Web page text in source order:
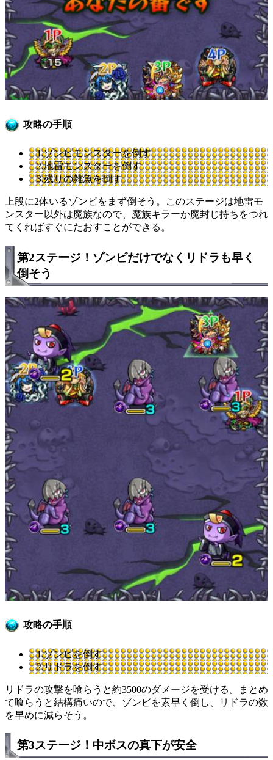
攻略の手順
1.ゾンビモンスターを倒す
2.地雷モンスターを倒す
3.残りの雑魚を倒す
上段に2体いるゾンビをまず倒そう。このステージは地雷モ
ンスター以外は魔族なので、魔族キラーか魔封じ持ちをつれ
てくればすぐにたおすことができる。
第2ステージ！ゾンビだけでなくリドラも早く
倒そう
攻略の手順
1.ゾンビを倒す
2.リドラを倒す
リドラの攻撃を喰らうと約3500のダメージを受ける。まとめ
て喰らうと結構痛いので、ゾンビを素早く倒し、リドラの数
を早めに減らそう。
第3ステージ！中ボスの真下が安全